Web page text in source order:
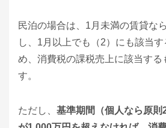
民泊の場合は、1月未満の賃貸な
し、1月以上でも（2）にも該当
め、消費税の課税売上に該当する
す。
ただし、 基準期間（個人なら原則